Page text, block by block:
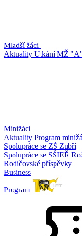
Mladší žáci
Aktuality Utkání MŽ "A"
Minižáci
Aktuality Program
Spolupráce se ZŠ Zubří
Spolupráce se SŠIEŘ
Rodičovské příspěvky
Business
Program